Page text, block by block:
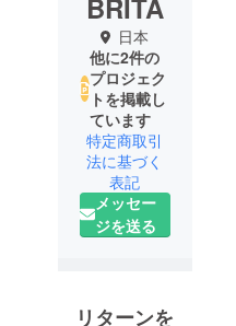
BRITA
日本
他に2件の
プロジェク
トを掲載し
ています
特定商取引
法に基づく
表記
メッセー
ジを送る
リターンを